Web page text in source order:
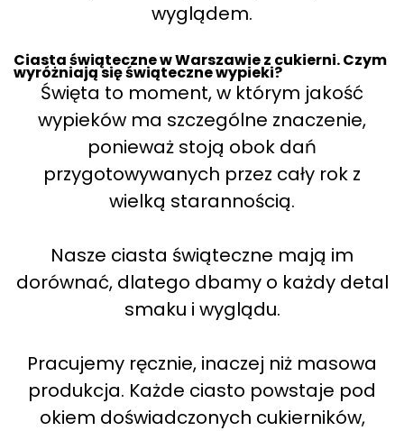
wyglądem.
Ciasta świąteczne w Warszawie z cukierni. Czym
wyróżniają się świąteczne wypieki?
Święta to moment, w którym jakość
wypieków ma szczególne znaczenie,
ponieważ stoją obok dań
przygotowywanych przez cały rok z
wielką starannością.
Nasze ciasta świąteczne mają im
dorównać, dlatego dbamy o każdy detal
smaku i wyglądu.
Pracujemy ręcznie, inaczej niż masowa
produkcja. Każde ciasto powstaje pod
okiem doświadczonych cukierników,